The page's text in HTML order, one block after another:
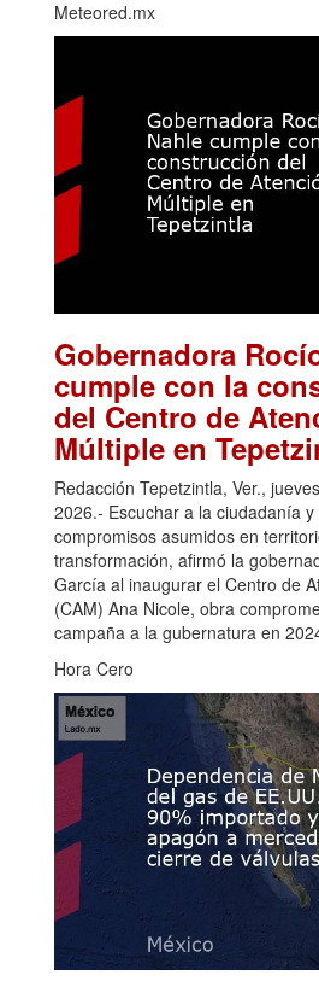
Meteored.mx
Gobernadora
cumple con la
del Centro de
Múltiple en
Redacción Tepetzintla, Ver.,
2026.- Escuchar a la ciudadanía
compromisos asumidos en
transformación, afirmó la
García al inaugurar el Centro de
(CAM) Ana Nicole, obra
campaña a la gubernatura en
Hora Cero